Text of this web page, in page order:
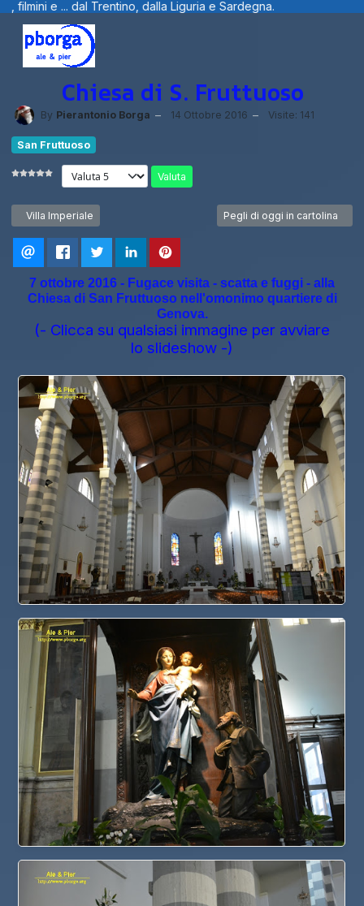
Trentino, dalla Liguria e Sardegna.
Chiesa di S. Fruttuoso
By Pierantonio Borga 14 Ottobre 2016 Visite: 141
San Fruttuoso
Valuta
Articolo precedente: Villa Imperiale
Villa Imperiale Articolo successivo: Pegli di
Pegli di oggi in cartolina
7 ottobre 2016 - Fugace visita - scatta e fuggi - alla
Chiesa di San Fruttuoso nell'omonimo quartiere di
Genova.
(- Clicca su qualsiasi immagine per avviare
lo slideshow -)